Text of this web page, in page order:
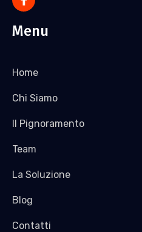
Menu
Home
Chi Siamo
Il Pignoramento
Team
La Soluzione
Blog
Contatti